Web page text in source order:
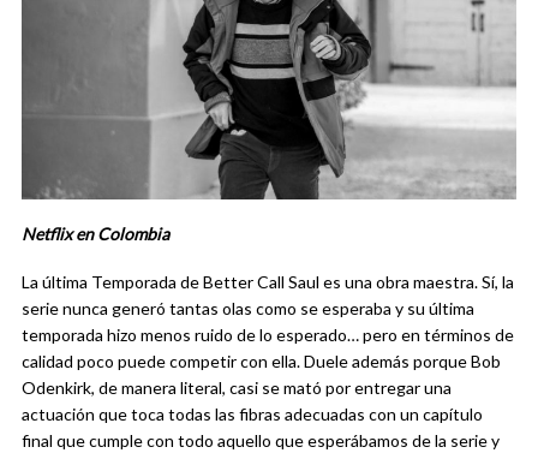
Netflix en Colombia
La última Temporada de Better Call Saul es una obra maestra. Sí, la
serie nunca generó tantas olas como se esperaba y su última
temporada hizo menos ruido de lo esperado… pero en términos de
calidad poco puede competir con ella. Duele además porque Bob
Odenkirk, de manera literal, casi se mató por entregar una
actuación que toca todas las fibras adecuadas con un capítulo
final que cumple con todo aquello que esperábamos de la serie y